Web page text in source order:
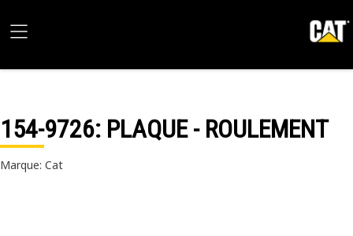
154-9726: PLAQUE - ROULEMENT
Marque: Cat